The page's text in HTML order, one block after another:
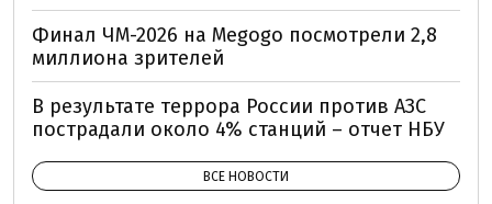
Финал ЧМ-2026 на Megogo посмотрели 2,8
миллиона зрителей
В результате террора России против АЗС
пострадали около 4% станций – отчет НБУ
ВСЕ НОВОСТИ